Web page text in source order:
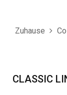
Zuhause
CLASSIC